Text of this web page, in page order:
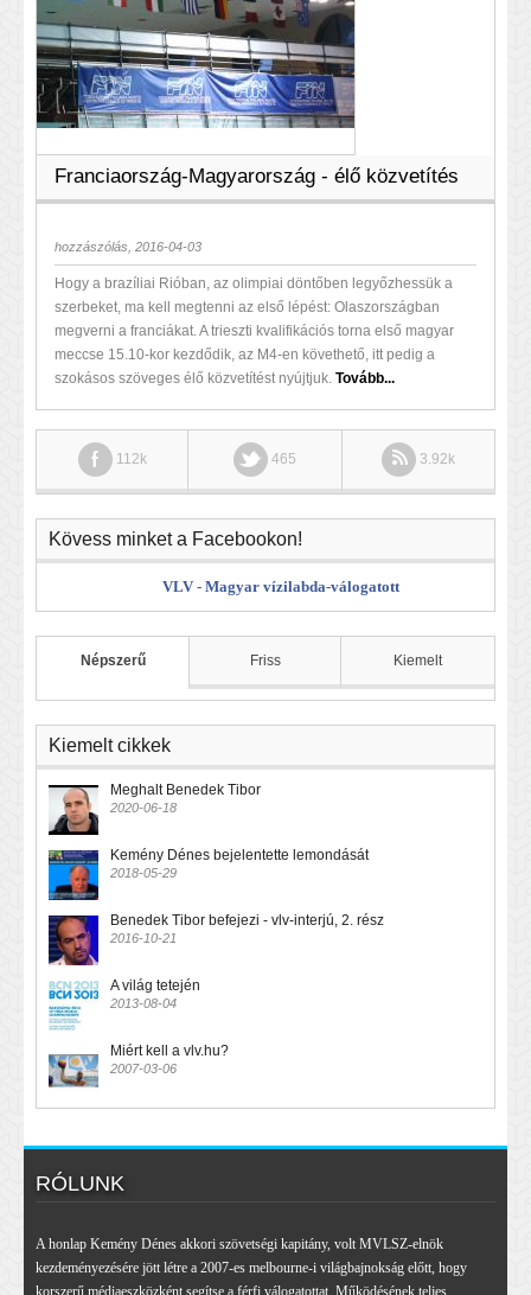
Franciaország-Magyarország - élő közvetítés
hozzászólás, 2016-04-03
Hogy a brazíliai Rióban, az olimpiai döntőben legyőzhessük a
szerbeket, ma kell megtenni az első lépést: Olaszországban
megverni a franciákat. A trieszti kvalifikációs torna első magyar
meccse 15.10-kor kezdődik, az M4-en követhető, itt pedig a
szokásos szöveges élő közvetítést nyújtjuk. Tovább...
112k 465 3.92k
Kövess minket a Facebookon!
VLV - Magyar vízilabda-válogatott
Népszerű Friss Kiemelt
Kiemelt cikkek
Meghalt Benedek Tibor
2020-06-18
Kemény Dénes bejelentette lemondását
2018-05-29
Benedek Tibor befejezi - vlv-interjú, 2. rész
2016-10-21
A világ tetején
2013-08-04
Miért kell a vlv.hu?
2007-03-06
RÓLUNK
A honlap Kemény Dénes akkori szövetségi kapitány, volt MVLSZ-elnök
kezdeményezésére jött létre a 2007-es melbourne-i világbajnokság előtt, hogy
korszerű médiaeszközként segítse a férfi válogatottat. Működésének teljes